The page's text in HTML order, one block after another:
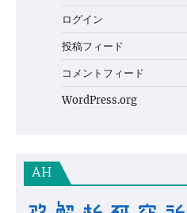
ログイン
投稿フィード
コメントフィード
WordPress.org
AH